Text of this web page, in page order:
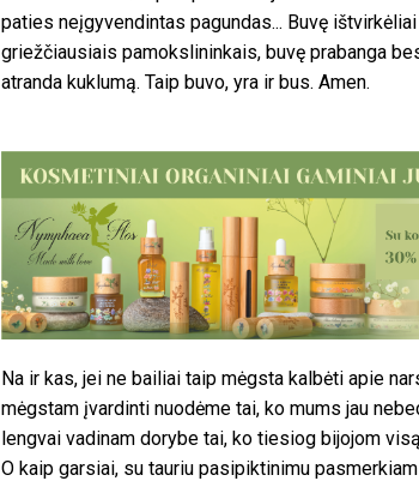
paties neįgyvendintas pagundas... Buvę
griežčiausiais pamokslininkais, buvę prabanga
atranda kuklumą. Taip buvo, yra ir bus. Amen.
Na ir kas, jei ne bailiai taip mėgsta kalbėti apie
mėgstam įvardinti nuodėme tai, ko mums jau
lengvai vadinam dorybe tai, ko tiesiog bijojom
O kaip garsiai, su tauriu pasipiktinimu